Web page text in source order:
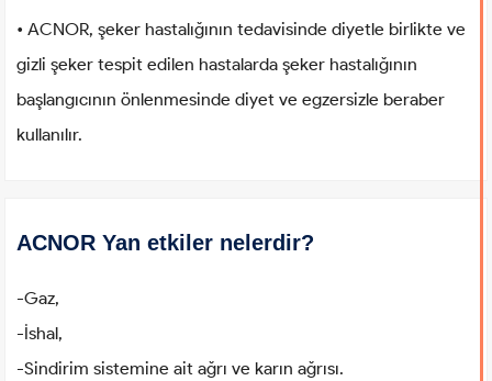
• ACNOR, şeker hastalığının tedavisinde diyetle birlikte ve
gizli şeker tespit edilen hastalarda şeker hastalığının
başlangıcının önlenmesinde diyet ve egzersizle beraber
kullanılır.
ACNOR Yan etkiler nelerdir?
-Gaz,
-İshal,
-Sindirim sistemine ait ağrı ve karın ağrısı.